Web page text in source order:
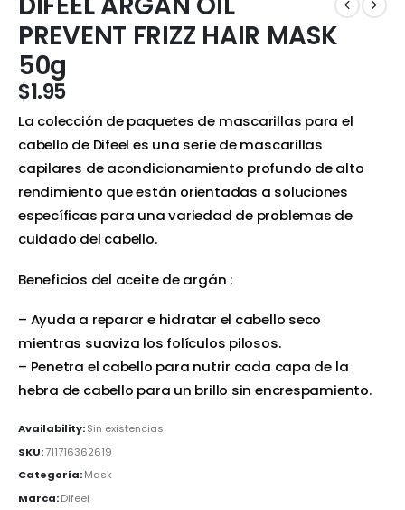
PREVENT FRIZZ HAIR MASK
50g
$1.95
La colección de paquetes de mascarillas para el
cabello de Difeel es una serie de mascarillas
capilares de acondicionamiento profundo de alto
rendimiento que están orientadas a soluciones
específicas para una variedad de problemas de
cuidado del cabello.
Beneficios del aceite de argán :
– Ayuda a reparar e hidratar el cabello seco
mientras suaviza los folículos pilosos.
– Penetra el cabello para nutrir cada capa de la
hebra de cabello para un brillo sin encrespamiento.
Availability:Sin existencias
SKU:711716362619
Categoría:Mask
Marca:Difeel